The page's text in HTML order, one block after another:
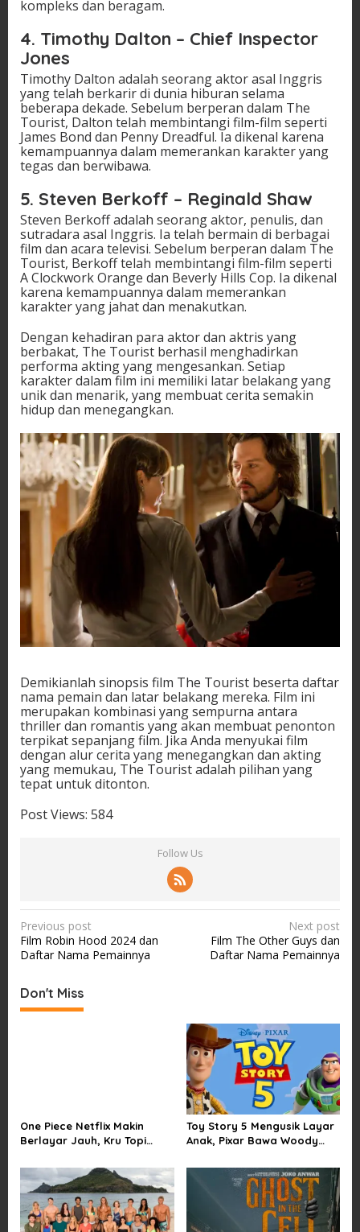
kompleks dan beragam.
4. Timothy Dalton – Chief Inspector
Jones
Timothy Dalton adalah seorang aktor asal Inggris
yang telah berkarir di dunia hiburan selama
beberapa dekade. Sebelum berperan dalam The
Tourist, Dalton telah membintangi film-film seperti
James Bond dan Penny Dreadful. Ia dikenal karena
kemampuannya dalam memerankan karakter yang
tegas dan berwibawa.
5. Steven Berkoff – Reginald Shaw
Steven Berkoff adalah seorang aktor, penulis, dan
sutradara asal Inggris. Ia telah bermain di berbagai
film dan acara televisi. Sebelum berperan dalam The
Tourist, Berkoff telah membintangi film-film seperti
A Clockwork Orange dan Beverly Hills Cop. Ia dikenal
karena kemampuannya dalam memerankan
karakter yang jahat dan menakutkan.
Dengan kehadiran para aktor dan aktris yang
berbakat, The Tourist berhasil menghadirkan
performa akting yang mengesankan. Setiap
karakter dalam film ini memiliki latar belakang yang
unik dan menarik, yang membuat cerita semakin
hidup dan menegangkan.
Demikianlah sinopsis film The Tourist beserta daftar
nama pemain dan latar belakang mereka. Film ini
merupakan kombinasi yang sempurna antara
thriller dan romantis yang akan membuat penonton
terpikat sepanjang film. Jika Anda menyukai film
dengan alur cerita yang menegangkan dan akting
yang memukau, The Tourist adalah pilihan yang
tepat untuk ditonton.
Post Views: 584
Follow Us
P
o
t
n
a
t
i
o
n
Previous post
Film Robin Hood 2024 dan
Daftar Nama Pemainnya
Next post
Film The Other Guys dan
Daftar Nama Pemainnya
Don't Miss
One Piece Netflix Makin
Berlayar Jauh, Kru Topi
Toy Story 5 Mengusik Layar
Anak, Pixar Bawa Woody